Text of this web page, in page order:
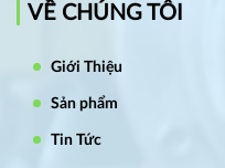
VỀ CHÚNG TÔI
Giới Thiệu
Sản phẩm
Tin Tức